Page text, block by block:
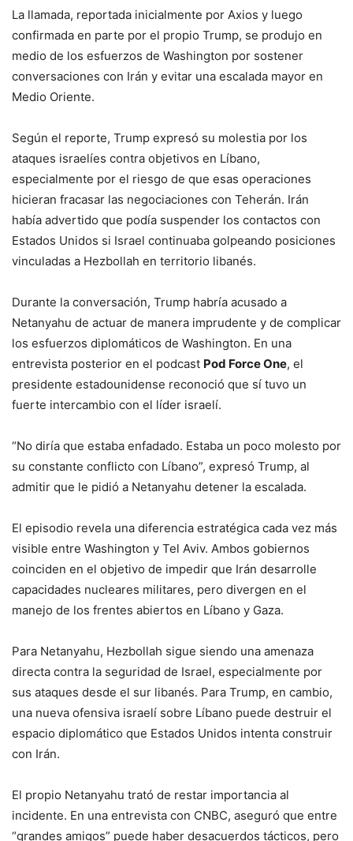
La llamada, reportada inicialmente por Axios y luego
confirmada en parte por el propio Trump, se produjo en
medio de los esfuerzos de Washington por sostener
conversaciones con Irán y evitar una escalada mayor en
Medio Oriente.
Según el reporte, Trump expresó su molestia por los
ataques israelíes contra objetivos en Líbano,
especialmente por el riesgo de que esas operaciones
hicieran fracasar las negociaciones con Teherán. Irán
había advertido que podía suspender los contactos con
Estados Unidos si Israel continuaba golpeando posiciones
vinculadas a Hezbollah en territorio libanés.
Durante la conversación, Trump habría acusado a
Netanyahu de actuar de manera imprudente y de complicar
los esfuerzos diplomáticos de Washington. En una
entrevista posterior en el podcast Pod Force One, el
presidente estadounidense reconoció que sí tuvo un
fuerte intercambio con el líder israelí.
“No diría que estaba enfadado. Estaba un poco molesto por
su constante conflicto con Líbano”, expresó Trump, al
admitir que le pidió a Netanyahu detener la escalada.
El episodio revela una diferencia estratégica cada vez más
visible entre Washington y Tel Aviv. Ambos gobiernos
coinciden en el objetivo de impedir que Irán desarrolle
capacidades nucleares militares, pero divergen en el
manejo de los frentes abiertos en Líbano y Gaza.
Para Netanyahu, Hezbollah sigue siendo una amenaza
directa contra la seguridad de Israel, especialmente por
sus ataques desde el sur libanés. Para Trump, en cambio,
una nueva ofensiva israelí sobre Líbano puede destruir el
espacio diplomático que Estados Unidos intenta construir
con Irán.
El propio Netanyahu trató de restar importancia al
incidente. En una entrevista con CNBC, aseguró que entre
“grandes amigos” puede haber desacuerdos tácticos, pero